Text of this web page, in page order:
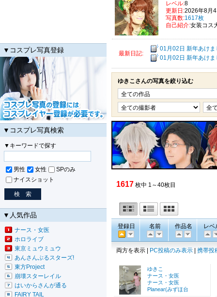
▼コスプレ写真登録
▼コスプレ写真検索
▼キーワードで探す
男性 女性
SPのみ
ナイスショット
▼人気作品
ナース・女医
ホロライブ
東京ミュウミュウ
あんさんぶるスターズ!
東方Project
崩壊スターレイル
はいからさんが通る
FAIRY TAIL
レベル:8
更新日:2026年8月
写真数:1617枚
自己紹介:女装コス
最新日記:
01月02日 新年あけ
01月02日 新年あけ
ゆきこさんの写真を絞り込む
1617 枚中 1～40枚目
登録日 名前 作品名 レベ
両方を表示 | PC投稿のみ表示 携帯投
ゆきこ
ナース・女医
ナース・女医
Planear(みずほ台